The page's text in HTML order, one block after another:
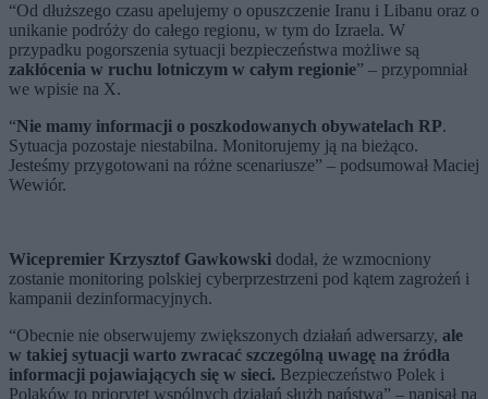
“Od dłuższego czasu apelujemy o opuszczenie Iranu i Libanu oraz o
unikanie podróży do całego regionu, w tym do Izraela. W
przypadku pogorszenia sytuacji bezpieczeństwa możliwe są
zakłócenia w ruchu lotniczym w całym regionie” – przypomniał
we wpisie na X.
“Nie mamy informacji o poszkodowanych obywatelach RP.
Sytuacja pozostaje niestabilna. Monitorujemy ją na bieżąco.
Jesteśmy przygotowani na różne scenariusze” – podsumował Maciej
Wewiór.
Wicepremier Krzysztof Gawkowski dodał, że wzmocniony
zostanie monitoring polskiej cyberprzestrzeni pod kątem zagrożeń i
kampanii dezinformacyjnych.
“Obecnie nie obserwujemy zwiększonych działań adwersarzy, ale
w takiej sytuacji warto zwracać szczególną uwagę na źródła
informacji pojawiających się w sieci. Bezpieczeństwo Polek i
Polaków to priorytet wspólnych działań służb państwa” – napisał na